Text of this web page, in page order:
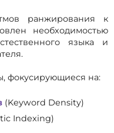
ранжирования к
необходимостью
языка и
фокусирующиеся на:
(Keyword Density)
Indexing)